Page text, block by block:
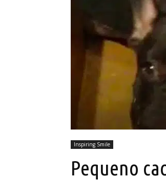
Inspiring Smile
Pequeno